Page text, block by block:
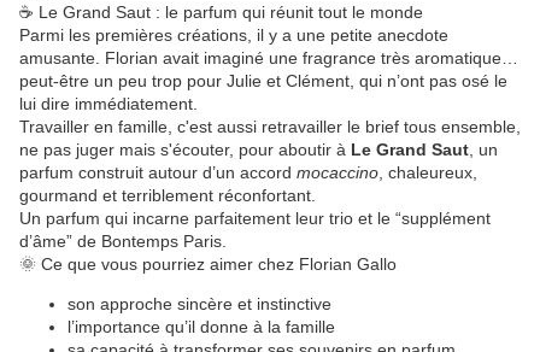
☕ Le Grand Saut : le parfum qui réunit tout le monde
Parmi les premières créations, il y a une petite anecdote
amusante. Florian avait imaginé une fragrance très aromatique…
peut-être un peu trop pour Julie et Clément, qui n’ont pas osé le
lui dire immédiatement.
Travailler en famille, c'est aussi retravailler le brief tous ensemble,
ne pas juger mais s'écouter, pour aboutir à Le Grand Saut , un
parfum construit autour d’un accord mocaccino , chaleureux,
gourmand et terriblement réconfortant.
Un parfum qui incarne parfaitement leur trio et le “supplément
d’âme” de Bontemps Paris.
🌞 Ce que vous pourriez aimer chez Florian Gallo
son approche sincère et instinctive
l’importance qu’il donne à la famille